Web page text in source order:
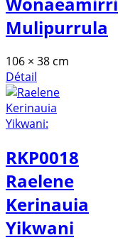
Mulipurrula
106 × 38 cm
Détail
RKP0018
Raelene
Kerinauia
Yikwani